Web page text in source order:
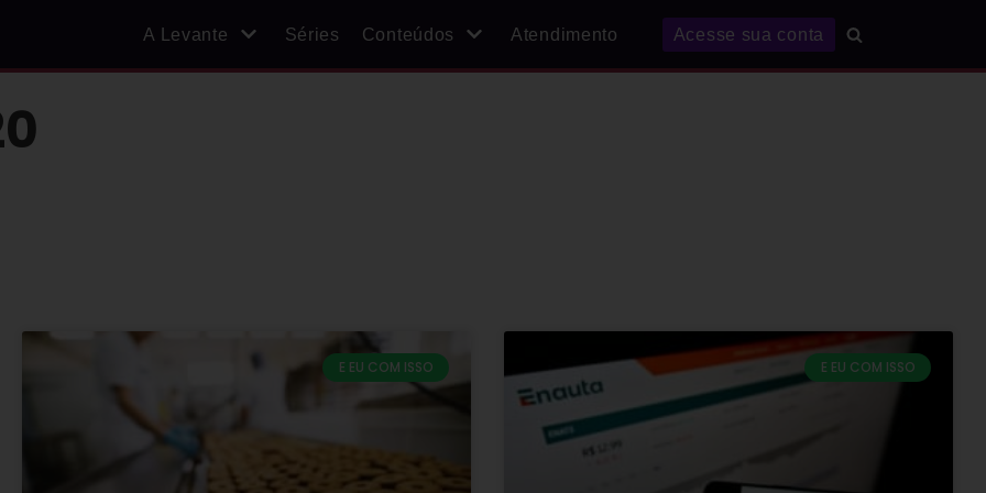
A Levante Séries Conteúdos Atendimento Acesse sua conta
E EU COM ISSO E EU COM ISSO